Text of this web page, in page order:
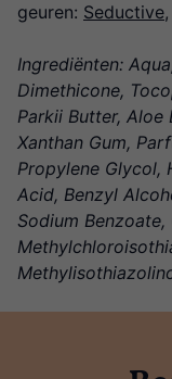
geuren: Seductive,
Ingrediënten:
Dimethicone,
Parkii Butter, Aloe
Xanthan Gum,
Propylene Glycol,
Acid, Benzyl
Sodium Benzoate,